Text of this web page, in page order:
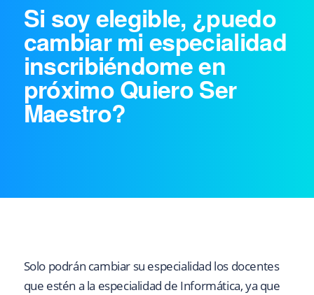
Si soy elegible, ¿puedo
cambiar mi especialidad
inscribiéndome en
próximo Quiero Ser
Maestro?
Solo podrán cambiar su especialidad los docentes
que estén a la especialidad de Informática, ya que